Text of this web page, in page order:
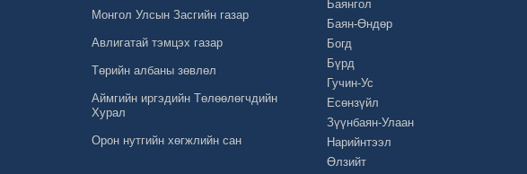
Монгол Улсын Засгийн газар
Авлигатай тэмцэх газар
Төрийн албаны зөвлөл
Аймгийн иргэдийн Төлөөлөгчдийн
Хурал
Орон нутгийн хөгжлийн сан
Баянгол
Баян-Өндөр
Богд
Бүрд
Гучин-Ус
Есөнзүйл
Зүүнбаян-Улаан
Нарийнтээл
Өлзийт